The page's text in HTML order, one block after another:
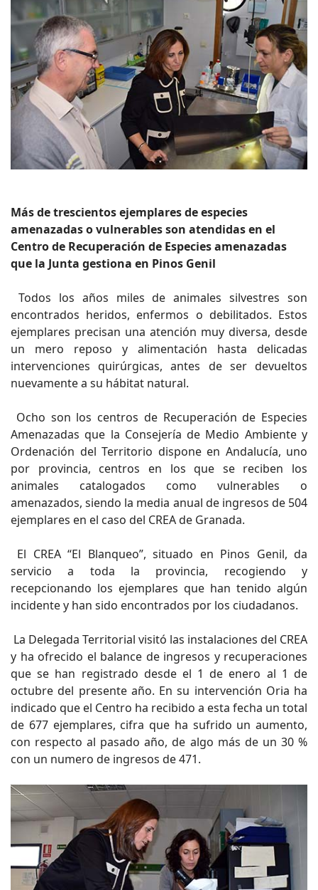
Más de trescientos ejemplares de especies
amenazadas o vulnerables son atendidas en el
Centro de Recuperación de Especies amenazadas
que la Junta gestiona en Pinos Genil
Todos los años miles de animales silvestres son
encontrados heridos, enfermos o debilitados. Estos
ejemplares precisan una atención muy diversa, desde
un mero reposo y alimentación hasta delicadas
intervenciones quirúrgicas, antes de ser devueltos
nuevamente a su hábitat natural.
Ocho son los centros de Recuperación de Especies
Amenazadas que la Consejería de Medio Ambiente y
Ordenación del Territorio dispone en Andalucía, uno
por provincia, centros en los que se reciben los
animales catalogados como vulnerables o
amenazados, siendo la media anual de ingresos de 504
ejemplares en el caso del CREA de Granada.
El CREA “El Blanqueo”, situado en Pinos Genil, da
servicio a toda la provincia, recogiendo y
recepcionando los ejemplares que han tenido algún
incidente y han sido encontrados por los ciudadanos.
La Delegada Territorial visitó las instalaciones del CREA
y ha ofrecido el balance de ingresos y recuperaciones
que se han registrado desde el 1 de enero al 1 de
octubre del presente año. En su intervención Oria ha
indicado que el Centro ha recibido a esta fecha un total
de 677 ejemplares, cifra que ha sufrido un aumento,
con respecto al pasado año, de algo más de un 30 %
con un numero de ingresos de 471.